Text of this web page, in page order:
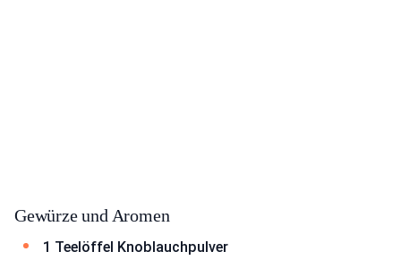
Gewürze und Aromen
1 Teelöffel Knoblauchpulver